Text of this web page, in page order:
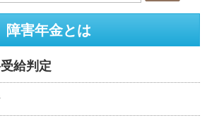
障害年金とは
給判定